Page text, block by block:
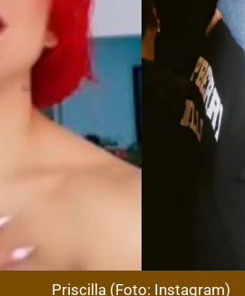
Priscilla (Foto: Instagram)